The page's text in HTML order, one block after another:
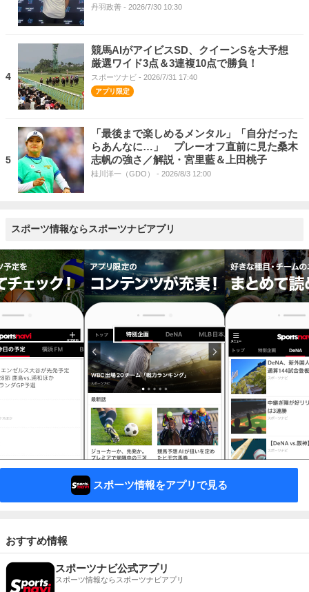
丹羽政善 - 2026/7/30 10:30
4
競馬AIがアイビスSD、クイーンSを大予想
厳選ワイド3点＆3連複10点で勝負！
スポーツナビ - 2026/7/31 17:40
5
「最後まで楽しめるメンタル」「自分だった
らあんなに…」 プレーオフ直前に見た桑木
志帆の強さ／解説・宮里藍＆上田桃子
桂川洋一（GDO） - 2026/8/3 12:00
スポーツ情報ならスポーツナビアプリ
スポーツ情報をアプリで見る
おすすめ情報
スポーツナビ公式アプリ
スポーツ情報ならスポーツナビアプリ